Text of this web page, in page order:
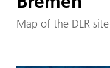
Map of the DLR